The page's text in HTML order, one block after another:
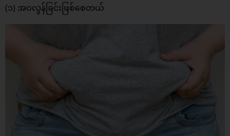
(၁) အဝလွန်ခြင်းဖြစ်စေတယ်